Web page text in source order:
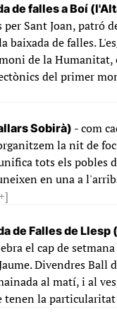
de falles a Boí
per Sant Joan, patró
baixada de falles.
de la Humanitat,
del primer
Sobirà) - com
la nit de
tots els pobles
en una a
de Falles de
el cap de
Divendres Ball
al matí, i al
tenen la particularitat